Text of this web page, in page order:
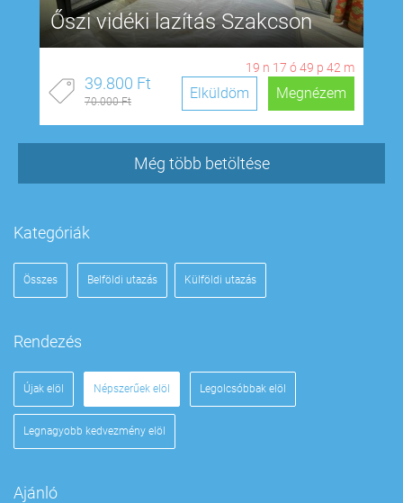
Őszi vidéki lazítás Szakcson
19 n 17 ó49 p 41 m
39.800 Ft
70.000 Ft Megnézem
Elküldöm
Még több betöltése
Kategóriák
Összes Belföldi utazás Külföldi utazás
Rendezés
Újak elöl Népszerűek elöl Legolcsóbbak elöl
Legnagyobb kedvezmény elöl
Ajánló